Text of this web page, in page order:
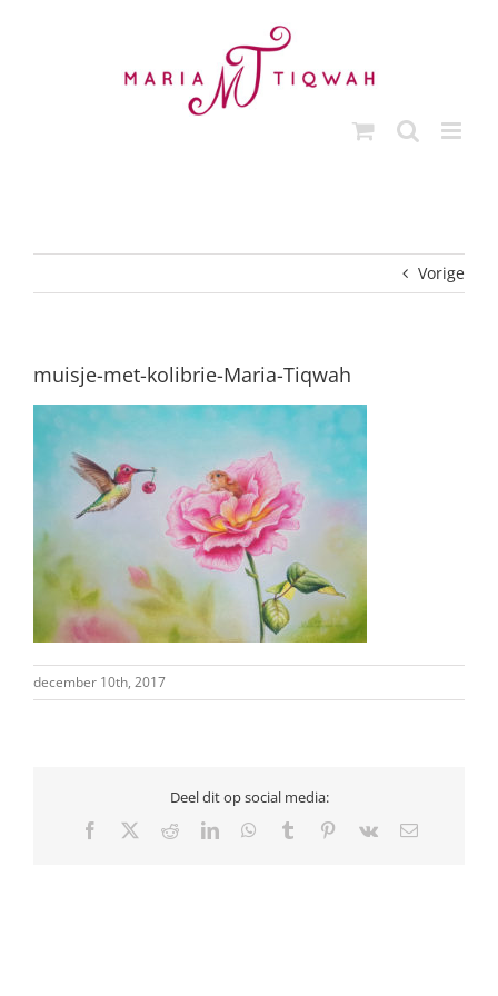
Vorige
muisje-met-kolibrie-Maria-Tiqwah
december 10th, 2017
Deel dit op social media:
Facebook RedditLinkedInWhatsApp
Tumblr Pinterest
Vk
E-